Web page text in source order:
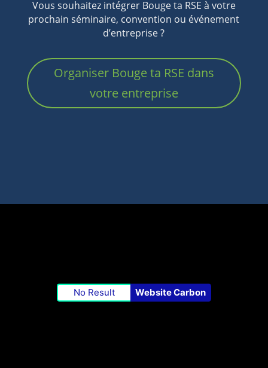
Vous souhaitez intégrer Bouge ta RSE à votre
prochain séminaire, convention ou événement
d’entreprise ?
Organiser Bouge ta RSE dans
votre entreprise
No Result Website Carbon